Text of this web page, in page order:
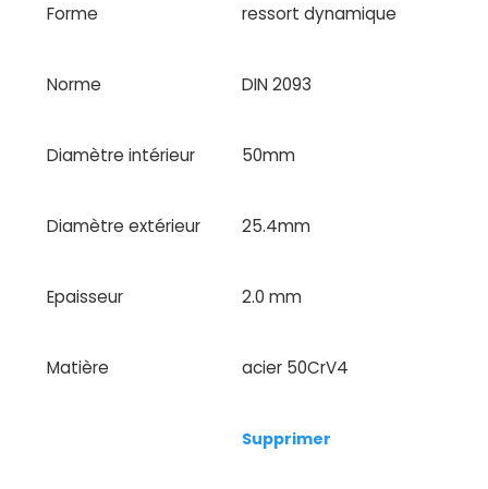
Forme ressort dynamique
Norme DIN 2093
Diamètre intérieur 50mm
Diamètre extérieur 25.4mm
Epaisseur 2.0 mm
Matière acier 50CrV4
Supprimer